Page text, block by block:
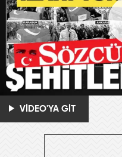
VİDEO'YA GİT